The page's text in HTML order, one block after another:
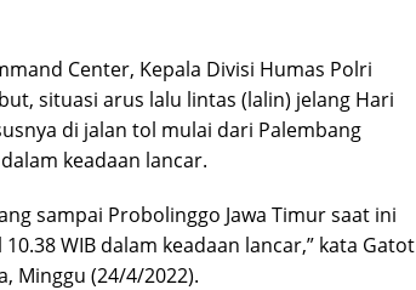
Center, Kepala Divisi Humas Polri
situasi arus lalu lintas (lalin) jelang Hari
di jalan tol mulai dari Palembang
keadaan lancar.
sampai Probolinggo Jawa Timur saat ini
WIB dalam keadaan lancar,” kata Gatot
Minggu (24/4/2022).